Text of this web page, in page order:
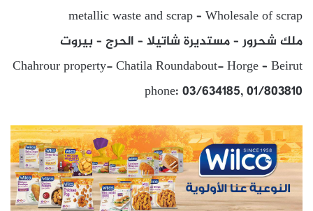
metallic waste and scrap – Wholesale of scrap
ملك شحرور – مستديرة شاتيلا – الحرج – بيروت
Chahrour property- Chatila Roundabout- Horge – Beirut
phone: 03/634185, 01/803810